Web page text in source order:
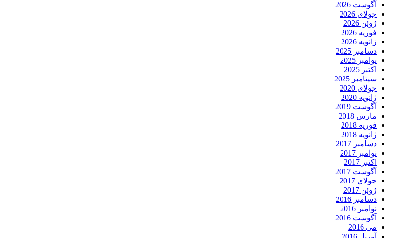
آگوست 2026
جولای 2026
ژوئن 2026
فوریه 2026
ژانویه 2026
دسامبر 2025
نوامبر 2025
اکتبر 2025
سپتامبر 2025
جولای 2020
ژانویه 2020
آگوست 2019
مارس 2018
فوریه 2018
ژانویه 2018
دسامبر 2017
نوامبر 2017
اکتبر 2017
آگوست 2017
جولای 2017
ژوئن 2017
دسامبر 2016
نوامبر 2016
آگوست 2016
می 2016
آوریل 2016